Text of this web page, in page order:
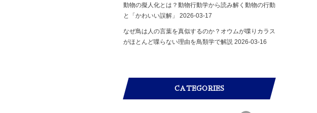
動物の擬人化とは？動物行動学から読み解く動物の行動
と「かわいい誤解」
2026-03-17
なぜ鳥は人の言葉を真似するのか？オウムが喋りカラス
がほとんど喋らない理由を鳥類学で解説 2026-03-16
CATEGORIES